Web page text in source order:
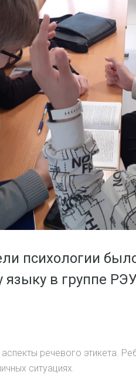
психологии
языку в группе
речевого этикета.
ситуациях.